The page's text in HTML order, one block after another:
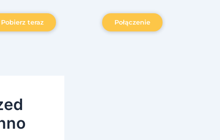
Pobierz teraz Połączenie